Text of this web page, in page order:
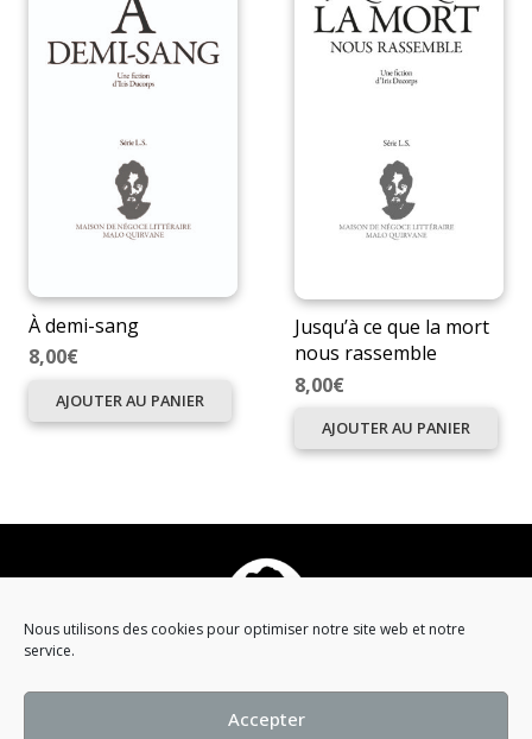
Nous utilisons des cookies pour optimiser notre site web et notre
service.
Accepter
À demi-sang
8,00€
AJOUTER AU PANIER
Jusqu’à ce que la mort
nous rassemble
8,00€
AJOUTER AU PANIER
Campagne visuelle